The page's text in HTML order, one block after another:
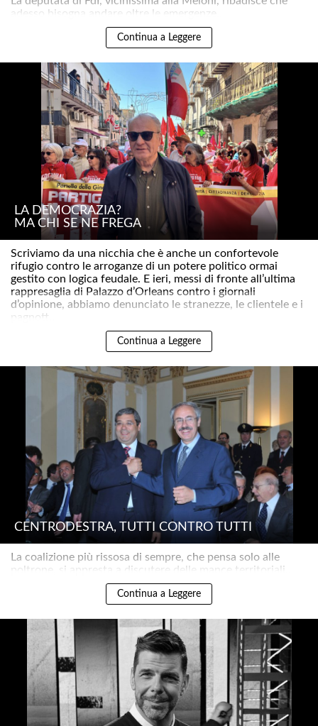
adesso bisogna andare oltre le emergenze..
Continua a Leggere
LA DEMOCRAZIA?
MA CHI SE NE FREGA
Scriviamo da una nicchia che è anche un confortevole
rifugio contro le arroganze di un potere politico ormai
gestito con logica feudale. E ieri, messi di fronte all’ultima
rappresaglia di Palazzo d’Orleans contro i giornali
d’opinione, abbiamo denunciato le stranezze, le clientele e i
pagnott..
Continua a Leggere
CENTRODESTRA, TUTTI CONTRO TUTTI
La coalizione più rissosa di sempre, che pensa solo alle
poltrone, si appresta a discutere delle mance territoriali..
Continua a Leggere